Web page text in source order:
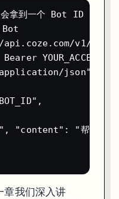
拿到一个 Bot ID
v1/
json" \
"帮我写本周
章我们深入讲